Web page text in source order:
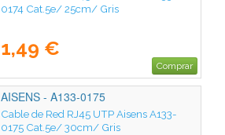
0174 Cat.5e/ 25cm/ Gris
1,49 €
Comprar
AISENS - A133-0175
Cable de Red RJ45 UTP Aisens A133-
0175 Cat.5e/ 30cm/ Gris